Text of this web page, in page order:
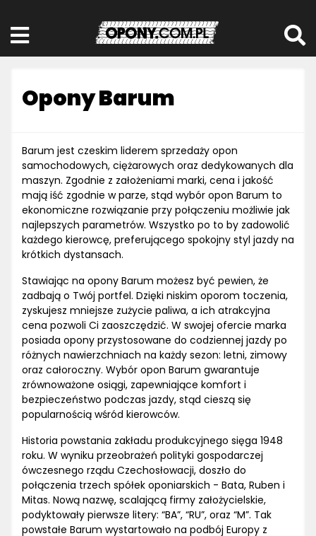
Opony Barum
Barum jest czeskim liderem sprzedaży opon
samochodowych, ciężarowych oraz dedykowanych dla
maszyn. Zgodnie z założeniami marki, cena i jakość
mają iść zgodnie w parze, stąd wybór opon Barum to
ekonomiczne rozwiązanie przy połączeniu możliwie jak
najlepszych parametrów. Wszystko po to by zadowolić
każdego kierowcę, preferującego spokojny styl jazdy na
krótkich dystansach.
Stawiając na opony Barum możesz być pewien, że
zadbają o Twój portfel. Dzięki niskim oporom toczenia,
zyskujesz mniejsze zużycie paliwa, a ich atrakcyjna
cena pozwoli Ci zaoszczędzić. W swojej ofercie marka
posiada opony przystosowane do codziennej jazdy po
różnych nawierzchniach na każdy sezon: letni, zimowy
oraz całoroczny. Wybór opon Barum gwarantuje
zrównoważone osiągi, zapewniające komfort i
bezpieczeństwo podczas jazdy, stąd cieszą się
popularnością wśród kierowców.
Historia powstania zakładu produkcyjnego sięga 1948
roku. W wyniku przeobrażeń polityki gospodarczej
ówczesnego rządu Czechosłowacji, doszło do
połączenia trzech spółek oponiarskich - Bata, Ruben i
Mitas. Nową nazwę, scalającą firmy założycielskie,
podyktowały pierwsze litery: “BA”, “RU”, oraz “M”. Tak
powstałe Barum wystartowało na podbój Europy z